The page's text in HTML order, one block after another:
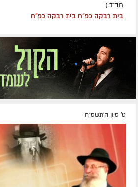
חב״ד )
בית רבקה כפ״ח בית רבקה כפ״ח
ט' סיון ה׳תשס״ח